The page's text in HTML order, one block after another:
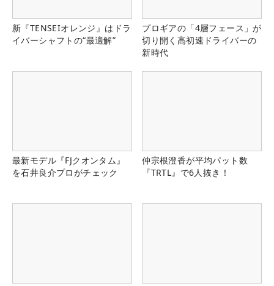
新『TENSEIオレンジ』はドラ
イバーシャフトの“最適解”
プロギアの「4層フェース」が
切り開く高初速ドライバーの
新時代
最新モデル『FJクオンタム』
を石井良介プロがチェック
仲宗根澄香が平均パット数
『TRTL』で6人抜き！